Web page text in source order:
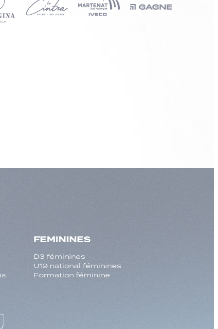
FEMININES
D3 féminines
U19 national féminines
Formation féminine